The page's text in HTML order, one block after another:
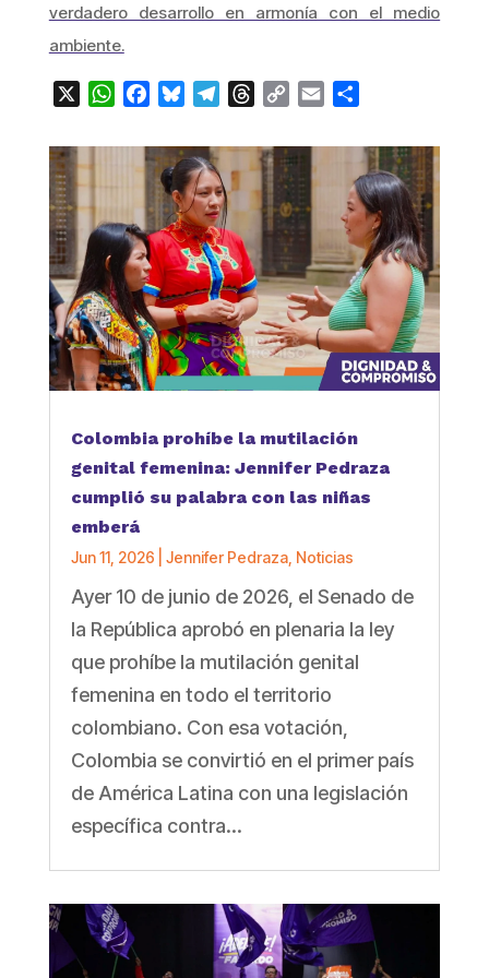
verdadero desarrollo en armonía con el medio
ambiente.
WhatsApp
FacebookBlueskyTelegramThreads
Copy Email
Colombia prohíbe la mutilación
genital femenina: Jennifer Pedraza
cumplió su palabra con las niñas
emberá
Jun 11, 2026 Jennifer Pedraza, Noticias
Ayer 10 de junio de 2026, el Senado de
la República aprobó en plenaria la ley
que prohíbe la mutilación genital
femenina en todo el territorio
colombiano. Con esa votación,
Colombia se convirtió en el primer país
de América Latina con una legislación
específica contra...